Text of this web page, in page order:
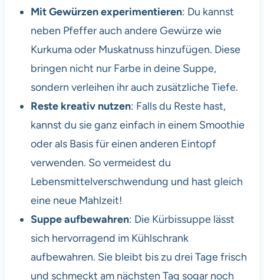
Mit Gewürzen experimentieren: Du kannst
neben Pfeffer auch andere Gewürze wie
Kurkuma oder Muskatnuss hinzufügen. Diese
bringen nicht nur Farbe in deine Suppe,
sondern verleihen ihr auch zusätzliche Tiefe.
Reste kreativ nutzen: Falls du Reste hast,
kannst du sie ganz einfach in einem Smoothie
oder als Basis für einen anderen Eintopf
verwenden. So vermeidest du
Lebensmittelverschwendung und hast gleich
eine neue Mahlzeit!
Suppe aufbewahren: Die Kürbissuppe lässt
sich hervorragend im Kühlschrank
aufbewahren. Sie bleibt bis zu drei Tage frisch
und schmeckt am nächsten Tag sogar noch